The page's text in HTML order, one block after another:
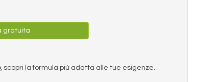
gratuita
, scopri la formula più adatta alle tue esigenze.